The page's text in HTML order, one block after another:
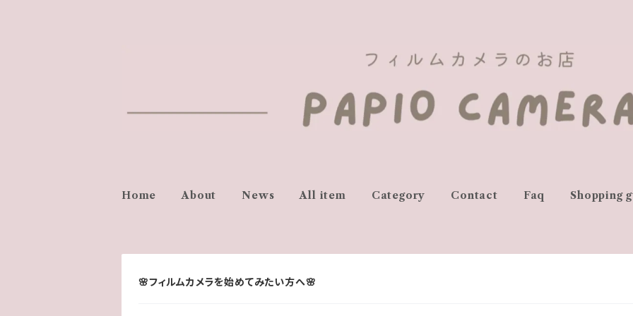
Home About News All item Category Contact Faq Shopping
🌸フィルムカメラを始めてみたい方へ🌸